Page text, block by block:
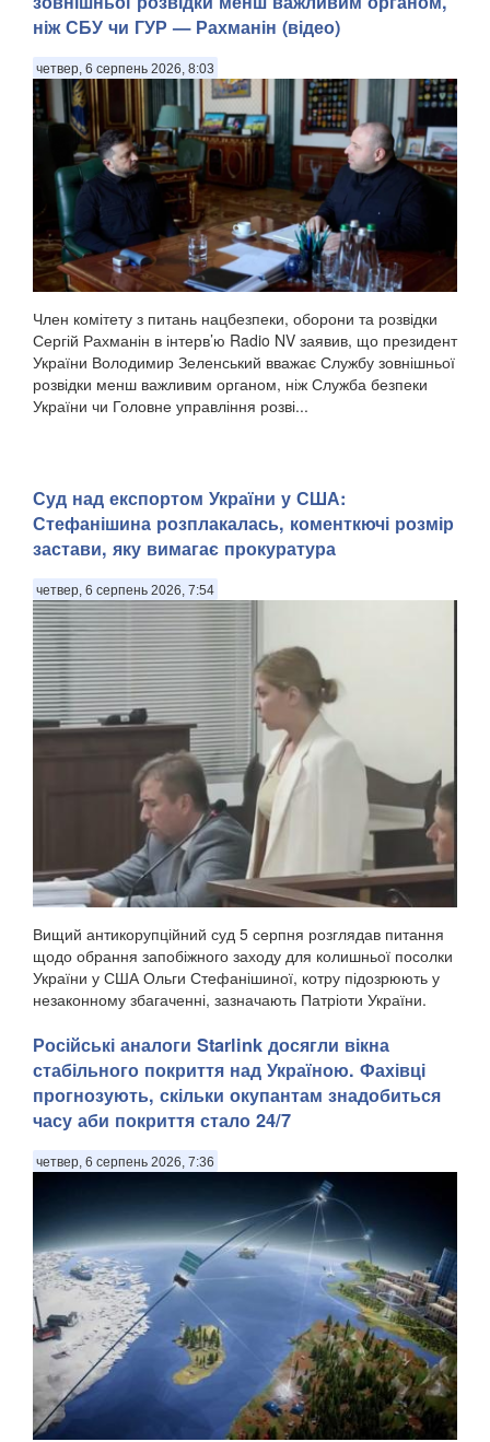
ніж СБУ чи ГУР — Рахманін (відео)
четвер, 6 серпень 2026, 8:03
Член комітету з питань нацбезпеки, оборони та розвідки
Сергій Рахманін в інтерв’ю Radio NV заявив, що президент
України Володимир Зеленський вважає Службу зовнішньої
розвідки менш важливим органом, ніж Служба безпеки
України чи Головне управління розві...
Суд над експортом України у США:
Стефанішина розплакалась, коменткючі розмір
застави, яку вимагає прокуратура
четвер, 6 серпень 2026, 7:54
Вищий антикорупційний суд 5 серпня розглядав питання
щодо обрання запобіжного заходу для колишньої посолки
України у США Ольги Стефанішиної, котру підозрюють у
незаконному збагаченні, зазначають Патріоти України.
Російські аналоги Starlink досягли вікна
стабільного покриття над Україною. Фахівці
прогнозують, скільки окупантам знадобиться
часу аби покриття стало 24/7
четвер, 6 серпень 2026, 7:36